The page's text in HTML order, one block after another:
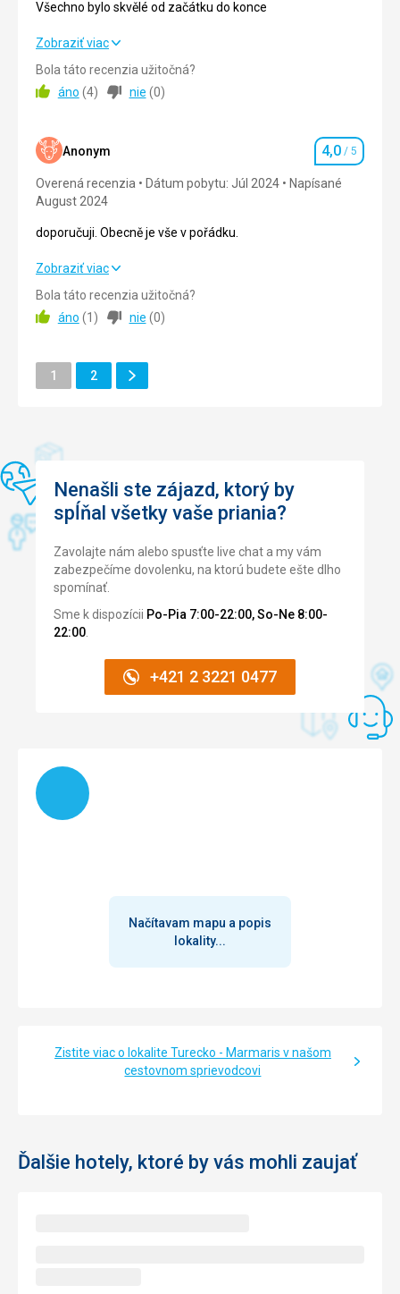
OK
Táto recenzia bola preložená automaticky pomocou
Google Translate
Všechno bylo skvělé od začátku do konce
Všechno bylo skvělé od začátku do konce
Strava
Okolie 5,0/ 5
Služby 5,0
Pláž
Pěkná pláž, lehátka k dispozici
Strava
Ubytovanie
Pěkný čistý pokoj
Táto recenzia bola preložená automaticky pomocou
Zobraziť viac
Bola táto recenzia užitočná?
áno (4) nie (0)
Anonym Hodnotenie
4,0 / 5
Overená recenzia Dátum pobytu: Júl 2024
Napísané
August 2024
doporučuji. Obecně je vše v pořádku.
doporučuji. Obecně je vše v pořádku.
Strava
Okolie
Cena
Pláž
Čistá pláž. Nejlepší v okolí, ale kamenité. Pokud jedete s
Strava
Spousta a rozmanitost. Každý si vybere něco pro sebe.
Příjemná obsluha.
Ubytovanie
Táto recenzia bola preložená automaticky pomocou
Google Translate
Zobraziť viac
Bola táto recenzia užitočná?
áno (1 ) nie (0)
Stránka
1 Stránka
2
Ďalšie
Stránka
Nenašli ste zájazd, ktorý by
spĺňal všetky vaše priania?
Zavolajte nám alebo spusťte live chat a my vám
zabezpečíme dovolenku, na ktorú budete ešte dlho
spomínať.
Sme k dispozícii Po-Pia 7:00-22:00, So-Ne 8:00-
22:00
+421 2 3221 0477
Načítam
Načítavam mapu a popis
lokality...
Zistite viac o lokalite Turecko - Marmaris v našom
cestovnom sprievodcovi
Ďalšie hotely, ktoré by vás mohli zaujať